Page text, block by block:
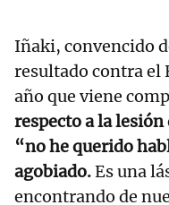
Iñaki, convencido
resultado contra el
año que viene
respecto a la
“no he querido
agobiado.Es una
encontrando de